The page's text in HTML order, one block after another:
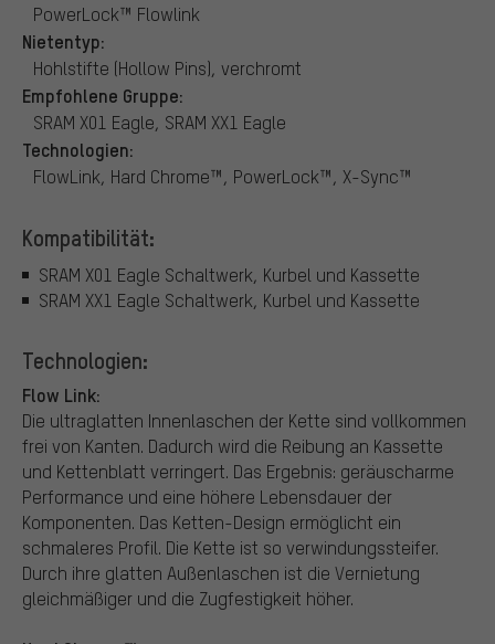
PowerLock™ Flowlink
Nietentyp:
Hohlstifte (Hollow Pins), verchromt
Empfohlene Gruppe:
SRAM X01 Eagle, SRAM XX1 Eagle
Technologien:
FlowLink, Hard Chrome™, PowerLock™, X-Sync™
Kompatibilität:
SRAM X01 Eagle Schaltwerk, Kurbel und Kassette
SRAM XX1 Eagle Schaltwerk, Kurbel und Kassette
Technologien:
Flow Link:
Die ultraglatten Innenlaschen der Kette sind vollkommen
frei von Kanten. Dadurch wird die Reibung an Kassette
und Kettenblatt verringert. Das Ergebnis: geräuscharme
Performance und eine höhere Lebensdauer der
Komponenten. Das Ketten-Design ermöglicht ein
schmaleres Profil. Die Kette ist so verwindungssteifer.
Durch ihre glatten Außenlaschen ist die Vernietung
gleichmäßiger und die Zugfestigkeit höher.